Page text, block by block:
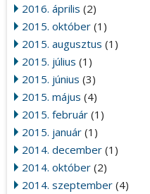
2016. április (2)
2015. október (1)
2015. augusztus (1)
2015. július (1)
2015. június (3)
2015. május (4)
2015. február (1)
2015. január (1)
2014. december (1)
2014. október (2)
2014. szeptember (4)